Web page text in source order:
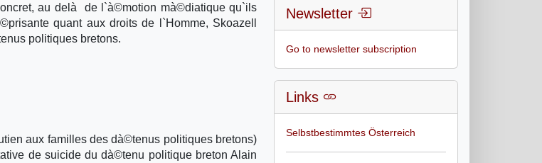
au delà de l`à©motion mà©diatique qu`ils
quant aux droits de l`Homme, Skoazell
politiques bretons.
aux familles des dà©tenus politiques bretons)
de suicide du dà©tenu politique breton Alain
Newsletter
Go to newsletter subscription
Links
Selbstbestimmtes Österreich